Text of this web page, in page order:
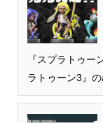
『スプラトゥ
ラトゥーン3』